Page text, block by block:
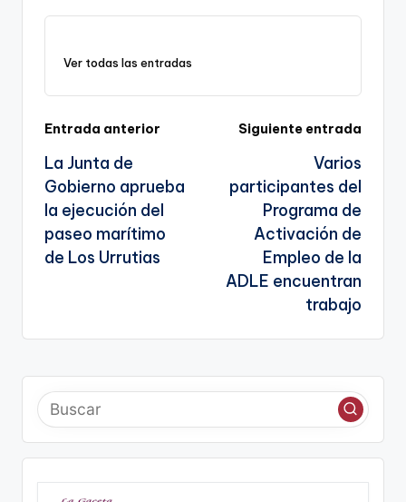
p
Li
n
k
c
e
b
o
o
k
ai e
a
m
a
p
p
o
Tr
a
sl
a
te
ar
Ver todas las entradas
Navegación
de
entradas
Entrada anterior
La Junta de
Gobierno aprueba
la ejecución del
paseo marítimo
de Los Urrutias
Siguiente entrada
Varios
participantes del
Programa de
Activación de
Empleo de la
ADLE encuentran
trabajo